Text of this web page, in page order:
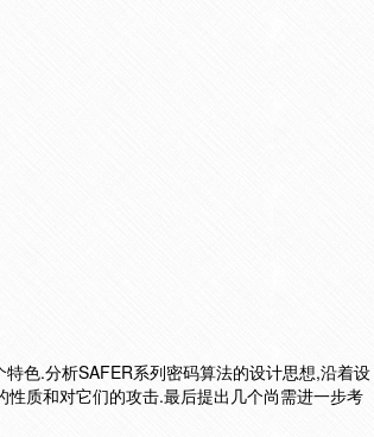
色.分析SAFER系列密码算法的设计思想,沿着设
质和对它们的攻击.最后提出几个尚需进一步考